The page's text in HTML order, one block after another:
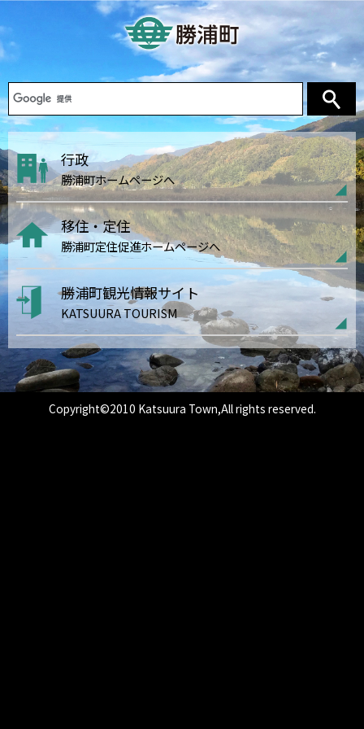
行政
勝浦町ホームページへ
移住・定住
勝浦町定住促進ホームページへ
勝浦町観光情報サイト
KATSUURA TOURISM
Copyright©2010 Katsuura Town,All rights reserved.